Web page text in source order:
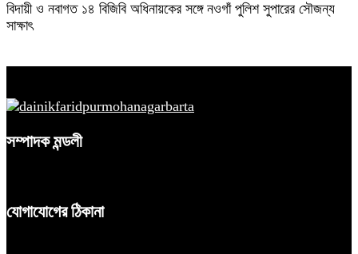
বিদায়ী ও নবাগত ১৪ বিজিবি অধিনায়কের সঙ্গে নওগাঁ পুলিশ সুপারের সৌজন্য
সাক্ষাৎ
সম্পাদক মন্ডলী
যোগাযোগের ঠিকানা